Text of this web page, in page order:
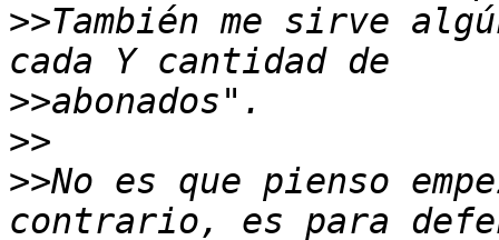
>>También me sirve
>>
>>
>>No es que pienso